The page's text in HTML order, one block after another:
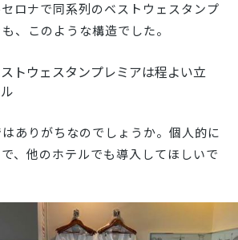
ロナで同系列のベストウェスタンプ
、このような構造でした。
トウェスタンプレミアは程よい立
ありがちなのでしょうか。個人的に
、他のホテルでも導入してほしいで